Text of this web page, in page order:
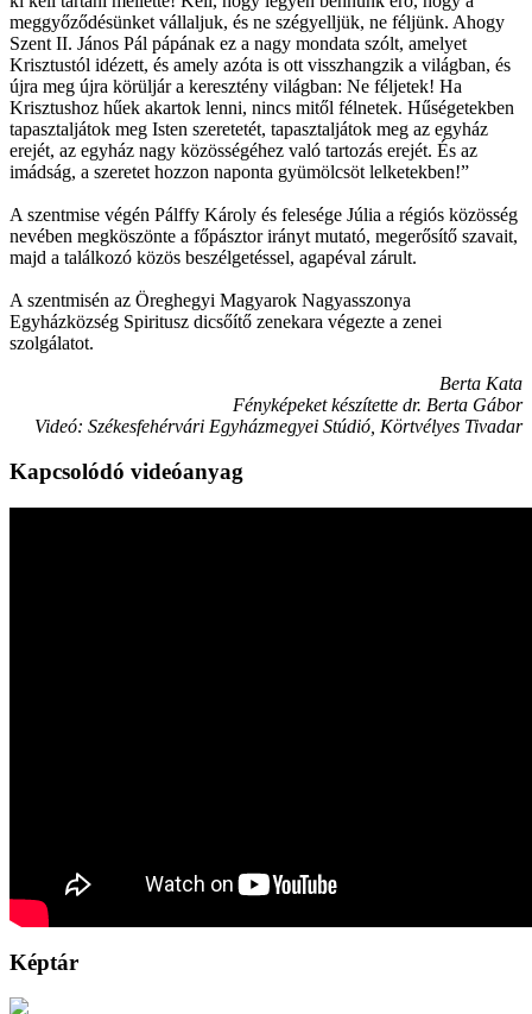
meggyőződésünket vállaljuk, és ne szégyelljük, ne féljünk. Ahogy
Szent II. János Pál pápának ez a nagy mondata szólt, amelyet
Krisztustól idézett, és amely azóta is ott visszhangzik a világban, és
újra meg újra körüljár a keresztény világban: Ne féljetek! Ha
Krisztushoz hűek akartok lenni, nincs mitől félnetek. Hűségetekben
tapasztaljátok meg Isten szeretetét, tapasztaljátok meg az egyház
erejét, az egyház nagy közösségéhez való tartozás erejét. És az
imádság, a szeretet hozzon naponta gyümölcsöt lelketekben!”
A szentmise végén Pálffy Károly és felesége Júlia a régiós közösség
nevében megköszönte a főpásztor irányt mutató, megerősítő szavait,
majd a találkozó közös beszélgetéssel, agapéval zárult.
A szentmisén az Öreghegyi Magyarok Nagyasszonya
Egyházközség Spiritusz dicsőítő zenekara végezte a zenei
szolgálatot.
Berta Kata
Fényképeket készítette dr. Berta Gábor
Videó: Székesfehérvári Egyházmegyei Stúdió, Körtvélyes Tivadar
Kapcsolódó videóanyag
Képtár